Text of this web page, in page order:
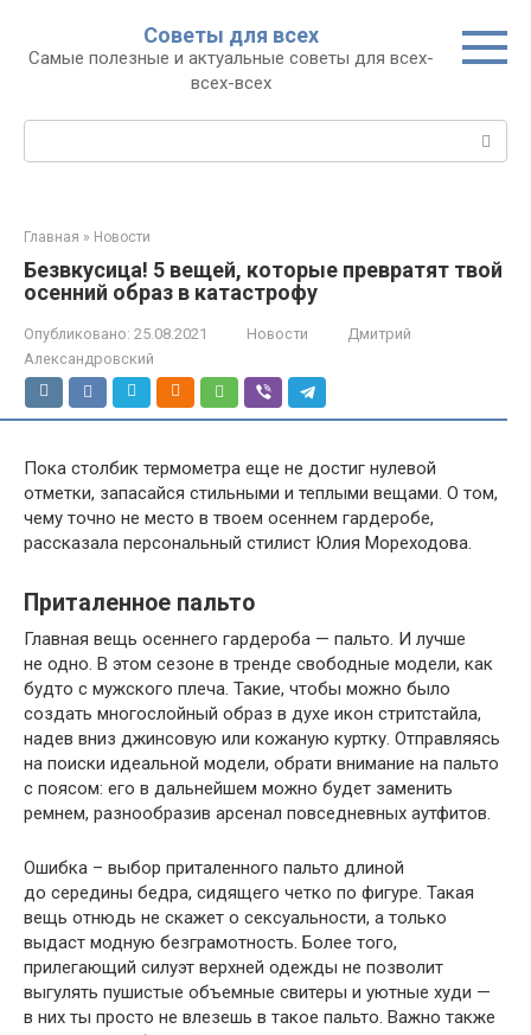
контенту
Советы для всех
Самые полезные и актуальные советы для всех-
всех-всех
Главная » Новости
Безвкусица! 5 вещей, которые превратят твой
осенний образ в катастрофу
Опубликовано: 25.08.2021 Новости
Дмитрий
Александровский
Пока столбик термометра еще не достиг нулевой
отметки, запасайся стильными и теплыми вещами. О том,
чему точно не место в твоем осеннем гардеробе,
рассказала персональный стилист Юлия Мореходова.
Приталенное пальто
Главная вещь осеннего гардероба — пальто. И лучше
не одно. В этом сезоне в тренде свободные модели, как
будто с мужского плеча. Такие, чтобы можно было
создать многослойный образ в духе икон стритстайла,
надев вниз джинсовую или кожаную куртку. Отправляясь
на поиски идеальной модели, обрати внимание на пальто
с поясом: его в дальнейшем можно будет заменить
ремнем, разнообразив арсенал повседневных аутфитов.
Ошибка – выбор приталенного пальто длиной
до середины бедра, сидящего четко по фигуре. Такая
вещь отнюдь не скажет о сексуальности, а только
выдаст модную безграмотность. Более того,
прилегающий силуэт верхней одежды не позволит
выгулять пушистые объемные свитеры и уютные худи —
в них ты просто не влезешь в такое пальто. Важно также